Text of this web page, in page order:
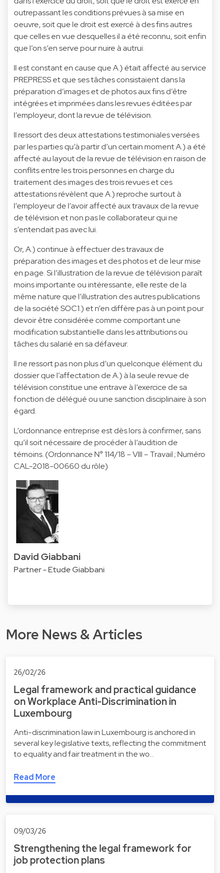
outrepassant les conditions prévues à sa mise en
oeuvre, soit que le droit est exercé à des fins autres
que celles en vue desquelles il a été reconnu, soit enfin
que l’on s’en serve pour nuire à autrui.
Il est constant en cause que A.) était affecté au service
PREPRESS et que ses tâches consistaient dans la
préparation d’images et de photos aux fins d’être
intégrées et imprimées dans les revues éditées par
l’employeur, dont la revue de télévision.
Il ressort des deux attestations testimoniales versées
par les parties qu’à partir d’un certain moment A.) a été
affecté au layout de la revue de télévision en raison de
conflits entre les trois personnes en charge du
traitement des images des trois revues et ces
attestations révèlent que A.) reproche surtout à
l’employeur de l’avoir affecté aux travaux de la revue
de télévision et non pas le collaborateur qui ne
s’entendait pas avec lui.
Or, A.) continue à effectuer des travaux de
préparation des images et des photos et de leur mise
en page. Si l’illustration de la revue de télévision paraît
moins importante ou intéressante, elle reste de la
même nature que l’illustration des autres publications
de la société SOC1.) et n’en diffère pas à un point pour
devoir être considérée comme comportant une
modification substantielle dans les attributions ou
tâches du salarié en sa défaveur.
Il ne ressort pas non plus d’un quelconque élément du
dossier que l’affectation de A.) à la seule revue de
télévision constitue une entrave à l’exercice de sa
fonction de délégué ou une sanction disciplinaire à son
égard.
L’ordonnance entreprise est dès lors à confirmer, sans
qu’il soit nécessaire de procéder à l’audition de
témoins. (Ordonnance N° 114/18 – VIII – Travail ; Numéro
CAL-2018-00660 du rôle)
David Giabbani
Partner - Etude Giabbani
More News & Articles
26/02/26
Legal framework and practical guidance
on Workplace Anti-Discrimination in
Luxembourg
Anti-discrimination law in Luxembourg is anchored in
several key legislative texts, reflecting the commitment
to equality and fair treatment in the wo…
Read More
09/03/26
Strengthening the legal framework for
job protection plans